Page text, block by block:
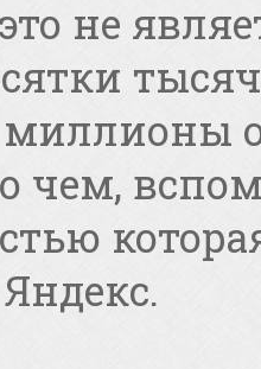
не
миллионы
чем,